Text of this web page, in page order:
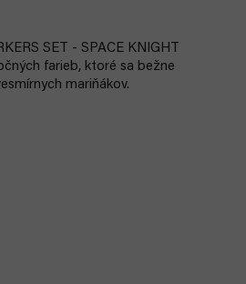
SET - SPACE KNIGHT
farieb, ktoré sa bežne
mariňákov.